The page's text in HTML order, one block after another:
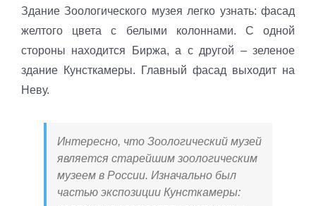
Здание Зоологического музея легко узнать: фасад
желтого цвета с белыми колоннами. С одной
стороны находится Биржа, а с другой – зеленое
здание Кунсткамеры. Главный фасад выходит на
Неву.
Интересно, что Зоологический музей
является старейшим зоологическим
музеем в России. Изначально был
частью экспозиции Кунсткамеры: